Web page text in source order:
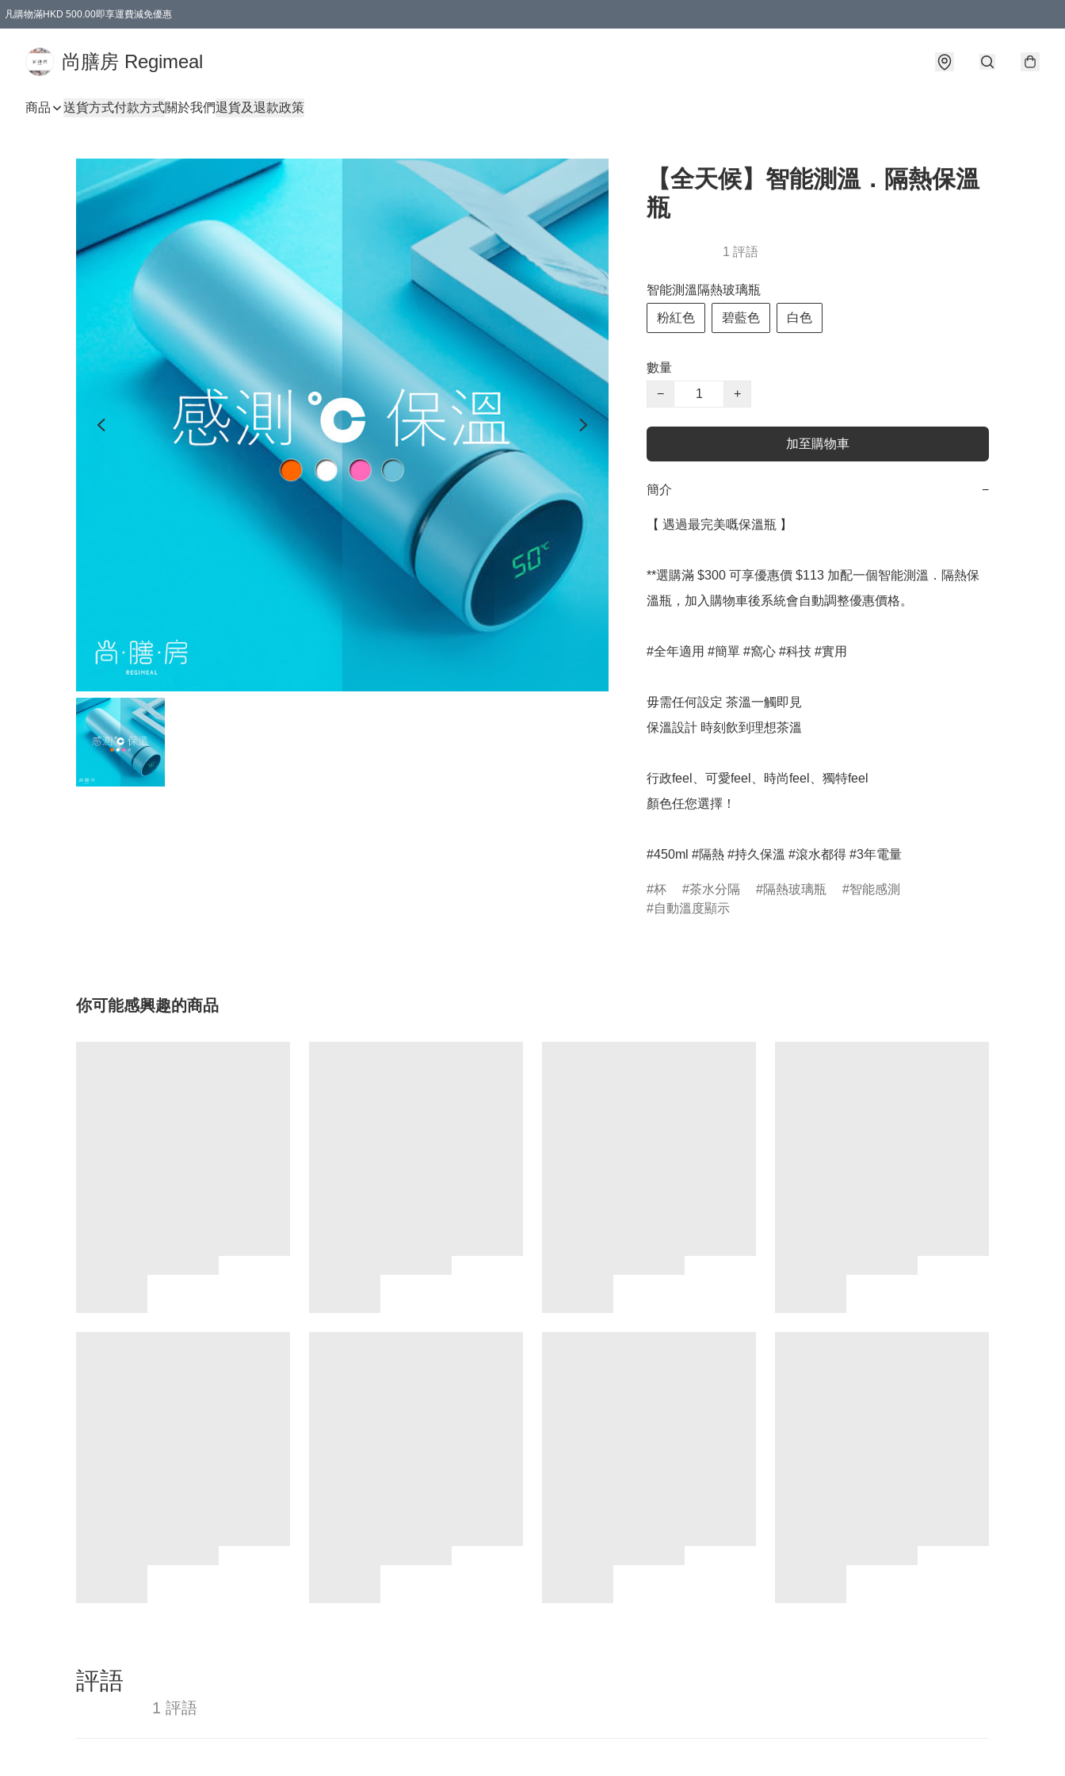
凡購物滿HKD 500.00即享運費減免優惠
尚膳房 Regimeal
商品 送貨方式付款方式關於我們退貨及退款政策
【全天候】智能測溫．隔熱保溫
瓶
1 評語
智能測溫隔熱玻璃瓶
粉紅色 碧藍色 白色
數量
−
+
加至購物車
簡介 −
【 遇過最完美嘅保溫瓶 】
**選購滿 $300 可享優惠價 $113 加配一個智能測溫．隔熱保
溫瓶，加入購物車後系統會自動調整優惠價格。
#全年適用 #簡單 #窩心 #科技 #實用
毋需任何設定 茶溫一觸即見
保溫設計 時刻飲到理想茶溫
行政feel、可愛feel、時尚feel、獨特feel
顏色任您選擇！
#450ml #隔熱 #持久保溫 #滾水都得 #3年電量
杯 茶水分隔 隔熱玻璃瓶
智能感測
自動溫度顯示
你可能感興趣的商品
評語
1 評語